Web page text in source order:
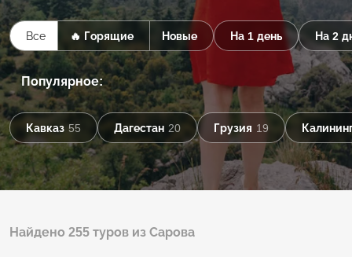
Все 🔥 Горящие Новые На 1 день На 2
Популярное:
Кавказ 55 Дагестан 20 Грузия 19
Найдено 255 туров из Сарова